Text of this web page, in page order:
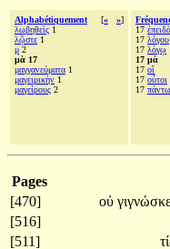
Alphabétiquement [« »]
λωβηθεὶς 1
λῷστε 1
μ 2
μὰ 17
μαγγανεύματα 1
μαγειρικὴν 1
μαγείρους 2
17
17 λόγου
17 λόγῳ
17 μὰ
17 οἳ
17 οὗτοι
17
Pages
[470]
οὐ
[516]
[511]